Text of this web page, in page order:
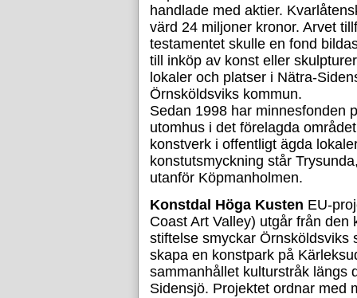
handlade med aktier.
värd 24 miljoner kronor. Arvet
testamentet skulle en fond
till inköp av konst eller
lokaler och platser i Nätra-
Örnsköldsviks kommun.
Sedan 1998 har minnesfonden
utomhus i det förelagda
konstverk i offentligt ägda
konstutsmyckning står
utanför Köpmanholmen.
Konstdal Höga Kusten EU-
Coast Art Valley) utgår från
stiftelse smyckar Örnsköldsviks
skapa en konstpark på
sammanhållet kulturstråk längs
Sidensjö. Projektet ordnar med